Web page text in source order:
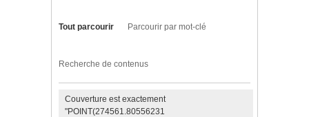
Tout parcourir Parcourir par mot-clé
Recherche de contenus
Couverture est exactement
"POINT(274561.80556231